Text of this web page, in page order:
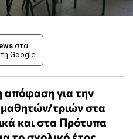
στα
Google
απόφαση για την
τριών στα
και στα Πρότυπα